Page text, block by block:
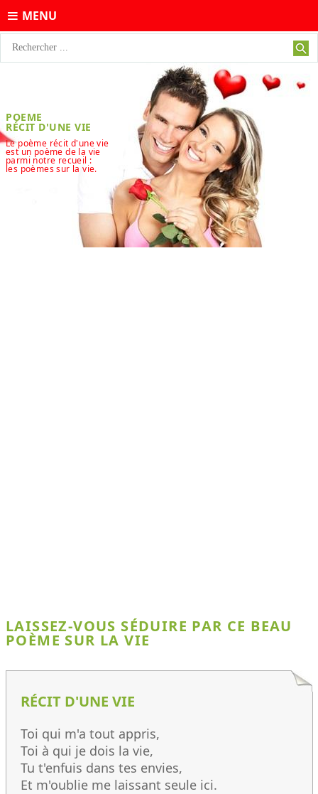
MENU
POEME
RÉCIT D'UNE VIE
Le poème récit d'une vie
est un poème de la vie
parmi notre recueil :
les poèmes sur la vie.
LAISSEZ-VOUS SÉDUIRE PAR CE BEAU
POÈME SUR LA VIE
RÉCIT D'UNE VIE
Toi qui m'a tout appris,
Toi à qui je dois la vie,
Tu t'enfuis dans tes envies,
Et m'oublie me laissant seule ici.